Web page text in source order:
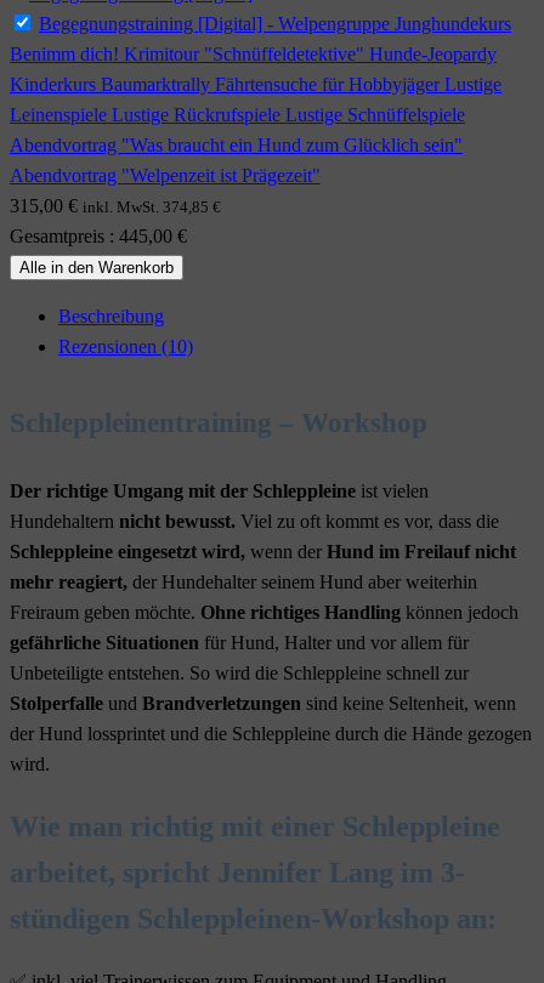
Begegnungstraining [Digital] - Welpengruppe Junghundekurs
Benimm dich! Krimitour "Schnüffeldetektive" Hunde-Jeopardy
Kinderkurs Baumarktrally Fährtensuche für Hobbyjäger Lustige
Leinenspiele Lustige Rückrufspiele Lustige Schnüffelspiele
Abendvortrag "Was braucht ein Hund zum Glücklich sein"
Abendvortrag "Welpenzeit ist Prägezeit"
315,00 € inkl. MwSt. 374,85 €
Gesamtpreis : 445,00 €
Alle in den Warenkorb
Beschreibung
Rezensionen (10)
Schleppleinentraining – Workshop
Der richtige Umgang mit der Schleppleine ist vielen
Hundehaltern nicht bewusst. Viel zu oft kommt es vor, dass die
Schleppleine eingesetzt wird, wenn der Hund im Freilauf nicht
mehr reagiert, der Hundehalter seinem Hund aber weiterhin
Freiraum geben möchte. Ohne richtiges Handling können jedoch
gefährliche Situationen für Hund, Halter und vor allem für
Unbeteiligte entstehen. So wird die Schleppleine schnell zur
Stolperfalle und Brandverletzungen sind keine Seltenheit, wenn
der Hund lossprintet und die Schleppleine durch die Hände gezogen
wird.
Wie man richtig mit einer Schleppleine
arbeitet, spricht Jennifer Lang im 3-
stündigen Schleppleinen-Workshop an: